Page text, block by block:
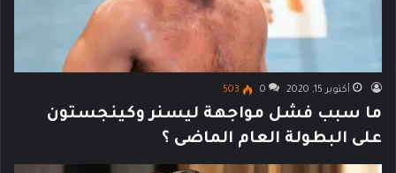
أكتوبر 15, 2020 0
503
ما سبب فشل مواجهة ليسنر وكينجستون
على البطولة العام الماضى ؟